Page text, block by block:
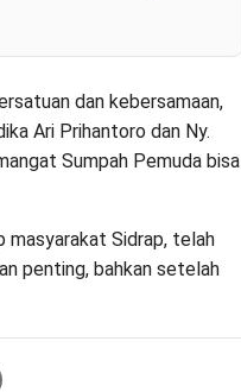
dan kebersamaan,
Ari Prihantoro dan Ny.
Sumpah Pemuda bisa
masyarakat Sidrap, telah
penting, bahkan setelah